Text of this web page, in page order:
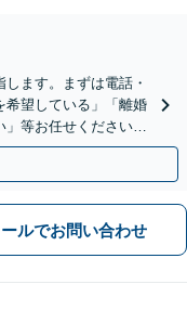
ます。まずは電話・
希望している」「離婚
」等お任せください。
ールでお問い合わせ